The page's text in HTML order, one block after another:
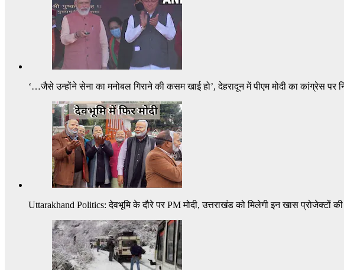
‘…जैसे उन्होंने सेना का मनोबल गिराने की कसम खाई हो’, देहरादून में पीएम मोदी का कांग्रेस पर
Uttarakhand Politics: देवभूमि के दौरे पर PM मोदी, उत्तराखंड को मिलेगी इन खास प्रोजेक्टों की